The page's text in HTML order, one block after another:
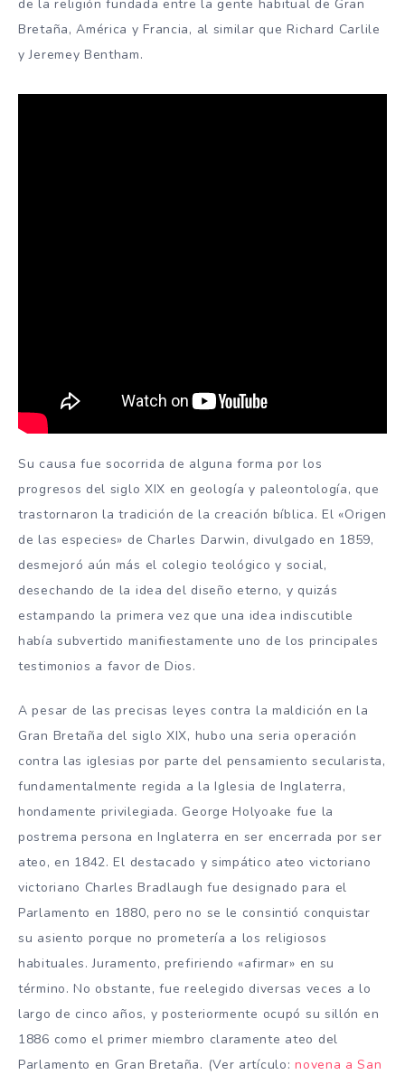
de la religión fundada entre la gente habitual de Gran
Bretaña, América y Francia, al similar que Richard Carlile
y Jeremey Bentham.
Su causa fue socorrida de alguna forma por los
progresos del siglo XIX en geología y paleontología, que
trastornaron la tradición de la creación bíblica. El «Origen
de las especies» de Charles Darwin, divulgado en 1859,
desmejoró aún más el colegio teológico y social,
desechando de la idea del diseño eterno, y quizás
estampando la primera vez que una idea indiscutible
había subvertido manifiestamente uno de los principales
testimonios a favor de Dios.
A pesar de las precisas leyes contra la maldición en la
Gran Bretaña del siglo XIX, hubo una seria operación
contra las iglesias por parte del pensamiento secularista,
fundamentalmente regida a la Iglesia de Inglaterra,
hondamente privilegiada. George Holyoake fue la
postrema persona en Inglaterra en ser encerrada por ser
ateo, en 1842. El destacado y simpático ateo victoriano
victoriano Charles Bradlaugh fue designado para el
Parlamento en 1880, pero no se le consintió conquistar
su asiento porque no prometería a los religiosos
habituales. Juramento, prefiriendo «afirmar» en su
término. No obstante, fue reelegido diversas veces a lo
largo de cinco años, y posteriormente ocupó su sillón en
1886 como el primer miembro claramente ateo del
Parlamento en Gran Bretaña. (Ver artículo:novena a San